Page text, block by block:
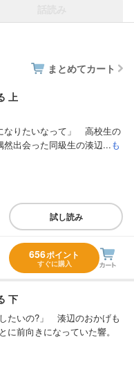
まとめてカート
上
なりたいなって」 高校生の
然出会った同級生の湊辺...も
試し読み
656ポイント
すぐに購入
下
たいの?」 湊辺のおかげも
に前向きになっていた響。